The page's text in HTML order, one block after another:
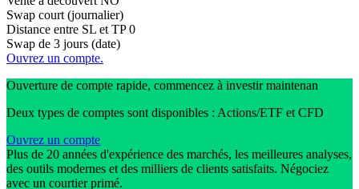
Swap court (journalier)
Distance entre SL et TP 0
Swap de 3 jours (date)
Ouvrez un compte.
Ouverture de compte rapide, commencez à investir maintenan
Deux types de comptes sont disponibles : Actions/ETF et CFD
Ouvrez un compte
Plus de 20 années d'expérience des marchés, les meilleures analyses,
des outils modernes et des milliers de clients satisfaits. Négociez
avec un courtier primé.